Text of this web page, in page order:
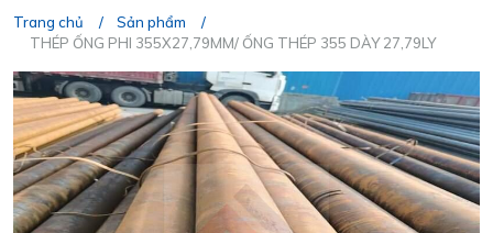
Trang chủ
Sản phẩm
THÉP ỐNG PHI 355X27,79MM/ ỐNG THÉP 355 DÀY 27,79LY